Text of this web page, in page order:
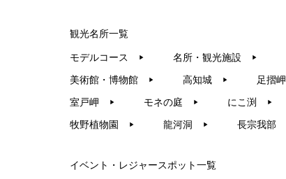
観光名所一覧
モデルコース ▶︎ 名所・観光施設 ▶︎
美術館・博物館 ▶︎ 高知城 ▶︎ 足摺岬
室戸岬 ▶︎ モネの庭 ▶︎ にこ渕 ▶︎
牧野植物園 ▶︎ 龍河洞 ▶︎ 長宗我部
イベント・レジャースポット一覧